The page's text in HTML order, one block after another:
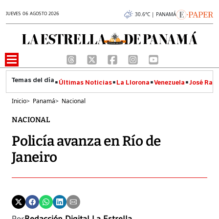
JUEVES 06 AGOSTO 2026 30.6°C | PANAMÁ
Últimas Noticias La Llorona Venezuela José
Inicio> Panamá> Nacional
NACIONAL
Policía avanza en Río de
Janeiro